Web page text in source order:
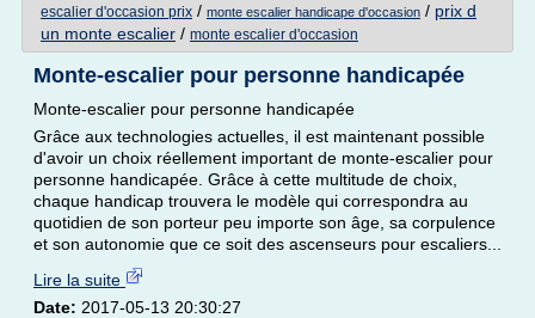
escalier d'occasion prix / monte escalier handicape d'occasion / prix d
un monte escalier / monte escalier d'occasion
Monte-escalier pour personne handicapée
Monte-escalier pour personne handicapée
Grâce aux technologies actuelles, il est maintenant possible
d'avoir un choix réellement important de monte-escalier pour
personne handicapée. Grâce à cette multitude de choix,
chaque handicap trouvera le modèle qui correspondra au
quotidien de son porteur peu importe son âge, sa corpulence
et son autonomie que ce soit des ascenseurs pour escaliers...
Lire la suite
Date: 2017-05-13 20:30:27